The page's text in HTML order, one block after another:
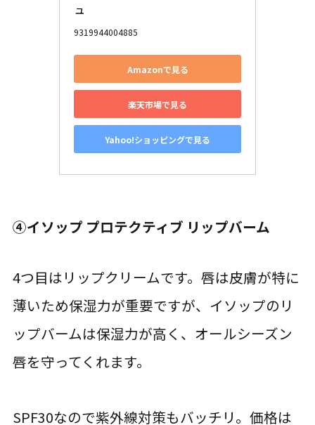
ュ
9319944004885
Amazonで見る
楽天市場で見る
Yahoo!ショッピングで見る
④イソップ プロテクティブ リップバーム
4つ目はリップクリームです。唇は皮膚が特に
薄いため保湿力が重要ですが、イソップのリ
ップバームは保湿力が高く、オールシーズン
唇を守ってくれます。
SPF30なので紫外線対策もバッチリ。価格は